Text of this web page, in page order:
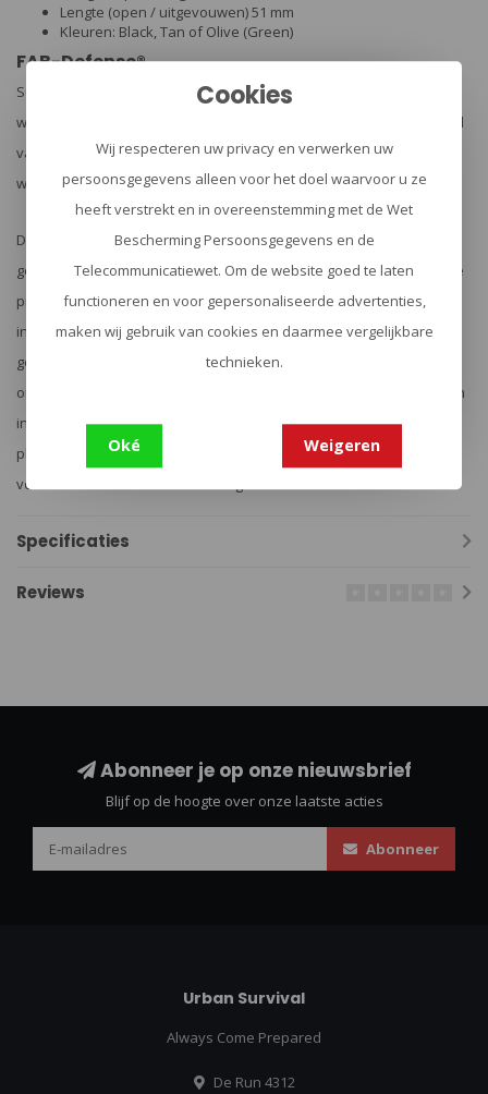
Lengte (open / uitgevouwen) 51 mm
Kleuren: Black, Tan of Olive (Green)
FAB-Defense®
Superieure ergonomie, functionaliteit en duurzaamheid,
weerspiegelt tientallen jaren ervaring in het ontwerpen door middel
van continue verbetering en de opeenvolgende generaties van
wapen accessoires.
De state-of the-art engineering, productie en kwaliteitsborging zijn
geïntegreerd in toonaangevende technologieën zorgen voor dat de
producten die ze produceren zelfs de strengste
industriestandaards overtreffen. Al deze producten zijn uitvoerig
getest in de zwaarste omstandigheden en onder extreme
omstandigheden door een aantal van de beste tactische eenheden
in de wereld. Deze unieke productienormen worden in de eerste
plaats, voorafgegaan door operationele ervaring in het veld, het
voortouw in tactische accessoire gebruik.
Specificaties
Reviews
Abonneer je op onze nieuwsbrief
Blijf op de hoogte over onze laatste acties
Abonneer
Urban Survival
Always Come Prepared
De Run 4312
Cookies
Wij respecteren uw privacy en verwerken uw
persoonsgegevens alleen voor het doel waarvoor u ze
heeft verstrekt en in overeenstemming met de Wet
Bescherming Persoonsgegevens en de
Telecommunicatiewet. Om de website goed te laten
functioneren en voor gepersonaliseerde advertenties,
maken wij gebruik van cookies en daarmee vergelijkbare
technieken.
Oké Weigeren